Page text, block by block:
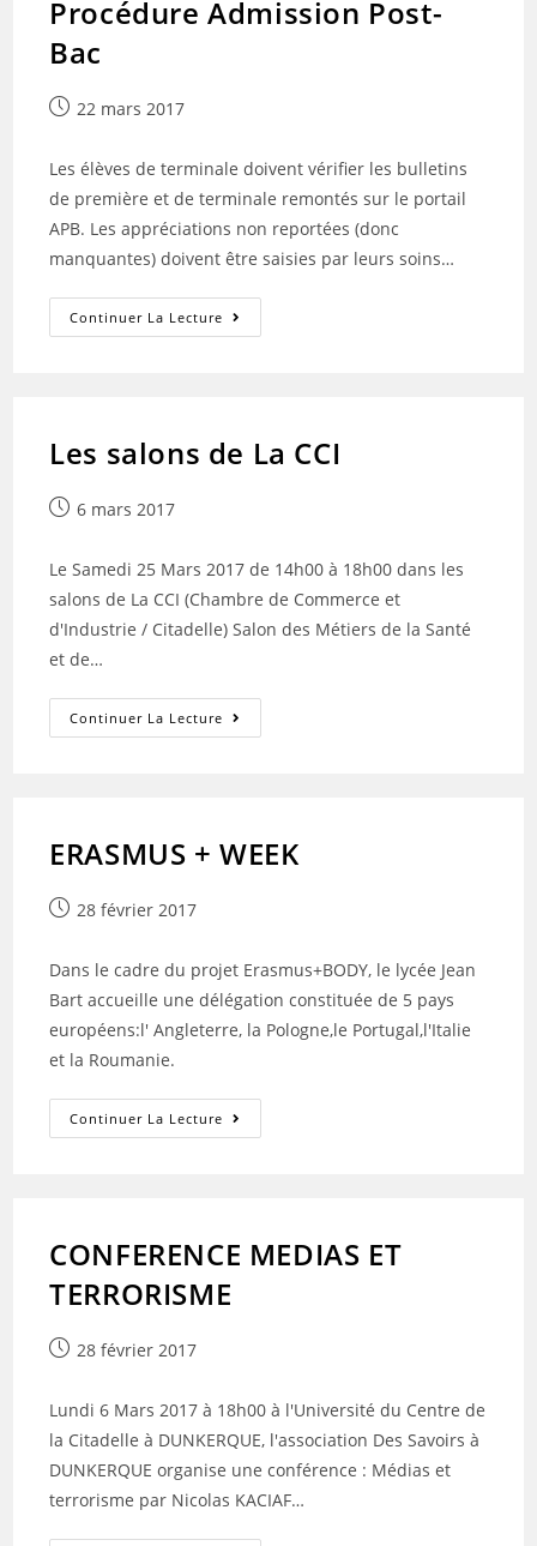
Procédure Admission Post-
Bac
Publication
22 mars 2017
Les élèves de terminale doivent vérifier les bulletins
de première et de terminale remontés sur le portail
APB. Les appréciations non reportées (donc
manquantes) doivent être saisies par leurs soins…
Continuer La Lecture Procédure
Admission
Les salons de La CCI
Publication
6 mars 2017
Le Samedi 25 Mars 2017 de 14h00 à 18h00 dans les
salons de La CCI (Chambre de Commerce et
d'Industrie / Citadelle) Salon des Métiers de la Santé
et de…
Continuer La Lecture Les
Salons
ERASMUS + WEEK
Publication
28 février 2017
Dans le cadre du projet Erasmus+BODY, le lycée Jean
Bart accueille une délégation constituée de 5 pays
européens:l' Angleterre, la Pologne,le Portugal,l'Italie
et la Roumanie.
Continuer La Lecture ERASMUS
+
CONFERENCE MEDIAS ET
TERRORISME
Publication
28 février 2017
Lundi 6 Mars 2017 à 18h00 à l'Université du Centre de
la Citadelle à DUNKERQUE, l'association Des Savoirs à
DUNKERQUE organise une conférence : Médias et
terrorisme par Nicolas KACIAF…